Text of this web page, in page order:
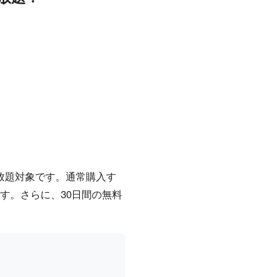
対象です。通常購入す
。さらに、30日間の無料